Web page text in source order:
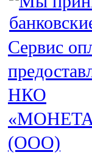
Сервис
НКО
(ООО)